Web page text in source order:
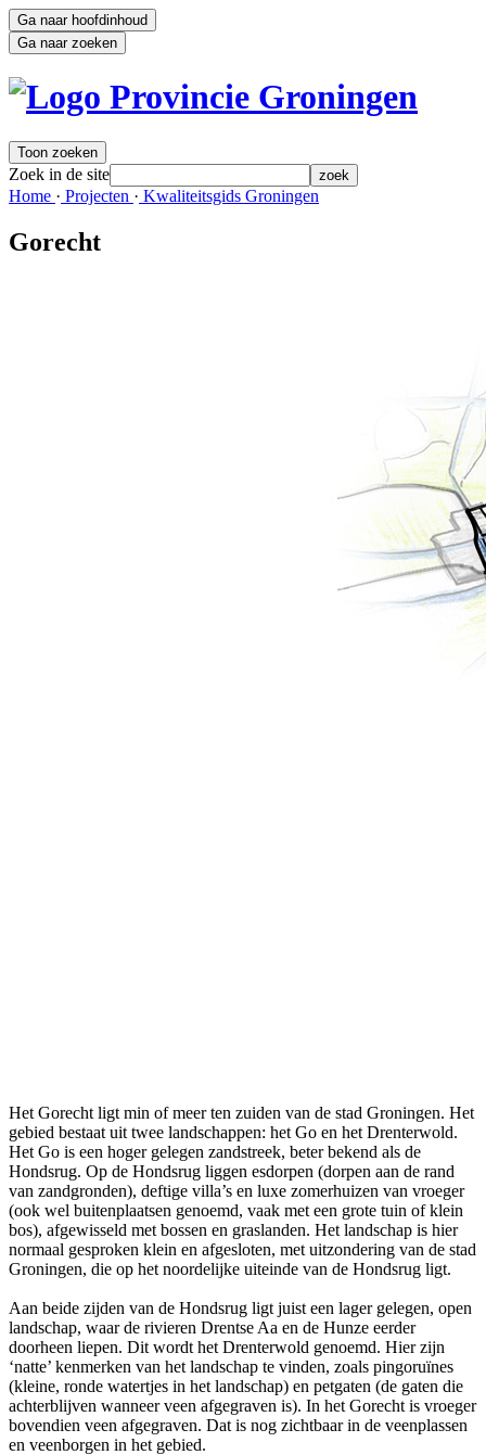
Ga naar hoofdinhoud
Ga naar zoeken
Toon zoeken
Zoek in de site zoek
Home · Projecten · Kwaliteitsgids Groningen
Gorecht
Het Gorecht ligt min of meer ten zuiden van de stad Groningen. Het
gebied bestaat uit twee landschappen: het Go en het Drenterwold.
Het Go is een hoger gelegen zandstreek, beter bekend als de
Hondsrug. Op de Hondsrug liggen esdorpen (dorpen aan de rand
van zandgronden), deftige villa’s en luxe zomerhuizen van vroeger
(ook wel buitenplaatsen genoemd, vaak met een grote tuin of klein
bos), afgewisseld met bossen en graslanden. Het landschap is hier
normaal gesproken klein en afgesloten, met uitzondering van de stad
Groningen, die op het noordelijke uiteinde van de Hondsrug ligt.
Aan beide zijden van de Hondsrug ligt juist een lager gelegen, open
landschap, waar de rivieren Drentse Aa en de Hunze eerder
doorheen liepen. Dit wordt het Drenterwold genoemd. Hier zijn
‘natte’ kenmerken van het landschap te vinden, zoals pingoruïnes
(kleine, ronde watertjes in het landschap) en petgaten (de gaten die
achterblijven wanneer veen afgegraven is). In het Gorecht is vroeger
bovendien veen afgegraven. Dat is nog zichtbaar in de veenplassen
en veenborgen in het gebied.